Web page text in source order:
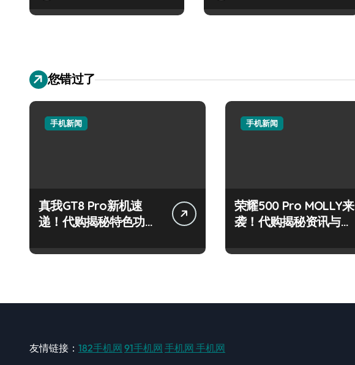
您错过了
手机新闻
真我GT8 Pro新机速
递！代购揭秘特色功
手机新闻
荣耀500 Pro MOLLY来
袭！代购揭秘资讯与超
友情链接： 182手机网 91手机网 手机网 手机网